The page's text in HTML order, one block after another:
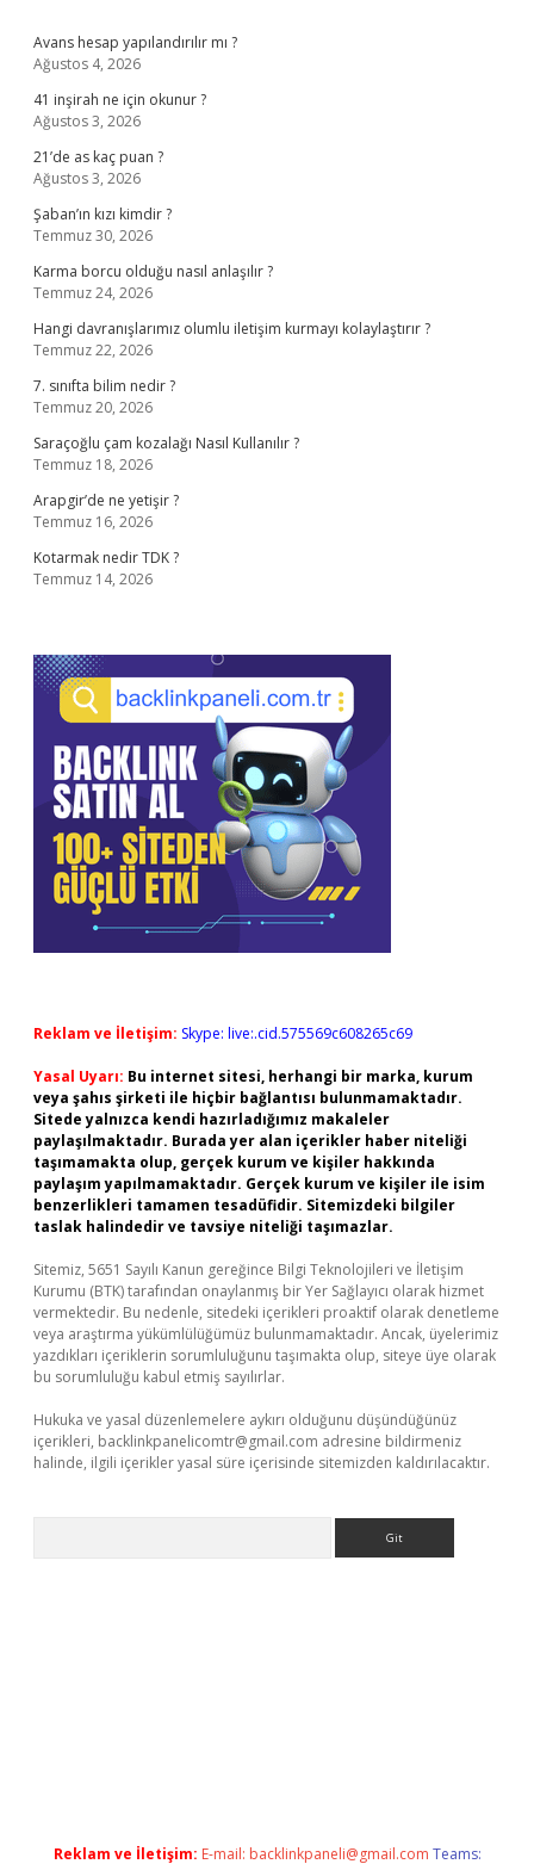
Avans hesap yapılandırılır mı ?
Ağustos 4, 2026
41 inşirah ne için okunur ?
Ağustos 3, 2026
21’de as kaç puan ?
Ağustos 3, 2026
Şaban’ın kızı kimdir ?
Temmuz 30, 2026
Karma borcu olduğu nasıl anlaşılır ?
Temmuz 24, 2026
Hangi davranışlarımız olumlu iletişim kurmayı kolaylaştırır ?
Temmuz 22, 2026
7. sınıfta bilim nedir ?
Temmuz 20, 2026
Saraçoğlu çam kozalağı Nasıl Kullanılır ?
Temmuz 18, 2026
Arapgir’de ne yetişir ?
Temmuz 16, 2026
Kotarmak nedir TDK ?
Temmuz 14, 2026
Reklam ve İletişim: Skype: live:.cid.575569c608265c69
Yasal Uyarı: Bu internet sitesi, herhangi bir marka, kurum
veya şahıs şirketi ile hiçbir bağlantısı bulunmamaktadır.
Sitede yalnızca kendi hazırladığımız makaleler
paylaşılmaktadır. Burada yer alan içerikler haber niteliği
taşımamakta olup, gerçek kurum ve kişiler hakkında
paylaşım yapılmamaktadır. Gerçek kurum ve kişiler ile isim
benzerlikleri tamamen tesadüfidir. Sitemizdeki bilgiler
taslak halindedir ve tavsiye niteliği taşımazlar.
Sitemiz, 5651 Sayılı Kanun gereğince Bilgi Teknolojileri ve İletişim
Kurumu (BTK) tarafından onaylanmış bir Yer Sağlayıcı olarak hizmet
vermektedir. Bu nedenle, sitedeki içerikleri proaktif olarak denetleme
veya araştırma yükümlülüğümüz bulunmamaktadır. Ancak, üyelerimiz
yazdıkları içeriklerin sorumluluğunu taşımakta olup, siteye üye olarak
bu sorumluluğu kabul etmiş sayılırlar.
Hukuka ve yasal düzenlemelere aykırı olduğunu düşündüğünüz
içerikleri, backlinkpanelicomtr@gmail.com adresine bildirmeniz
halinde, ilgili içerikler yasal süre içerisinde sitemizden kaldırılacaktır.
Reklam ve İletişim: E-mail: backlinkpaneli@gmail.com Teams: